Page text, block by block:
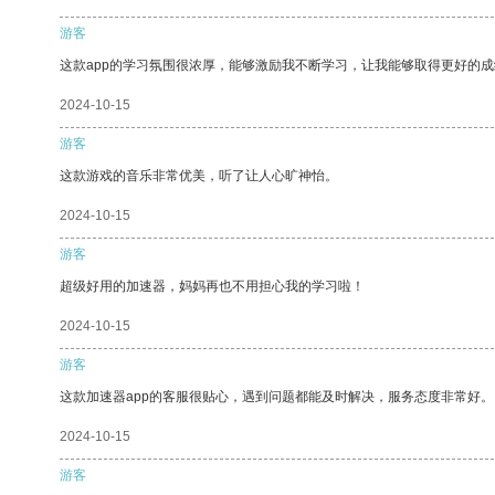
游客
这款app的学习氛围很浓厚，能够激励我不断学习，让我能够取得更好的
2024-10-15
游客
这款游戏的音乐非常优美，听了让人心旷神怡。
2024-10-15
游客
超级好用的加速器，妈妈再也不用担心我的学习啦！
2024-10-15
游客
这款加速器app的客服很贴心，遇到问题都能及时解决，服务态度非常好。
2024-10-15
游客